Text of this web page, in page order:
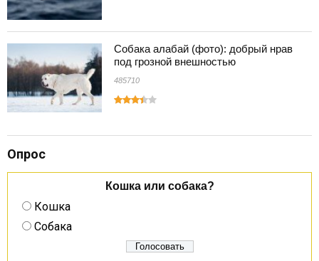
Собака алабай (фото): добрый нрав
под грозной внешностью
485710
Опрос
Кошка или собака?
Кошка
Собака